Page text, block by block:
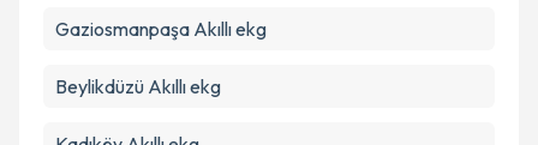
Gaziosmanpaşa Akıllı ekg
Beylikdüzü Akıllı ekg